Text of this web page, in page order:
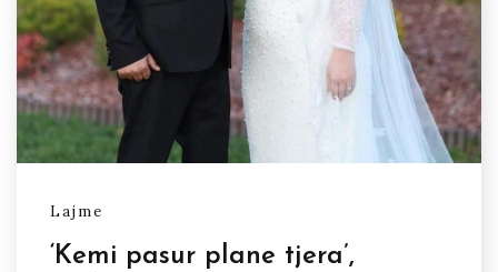
Lajme
‘Kemi pasur plane tjera’,